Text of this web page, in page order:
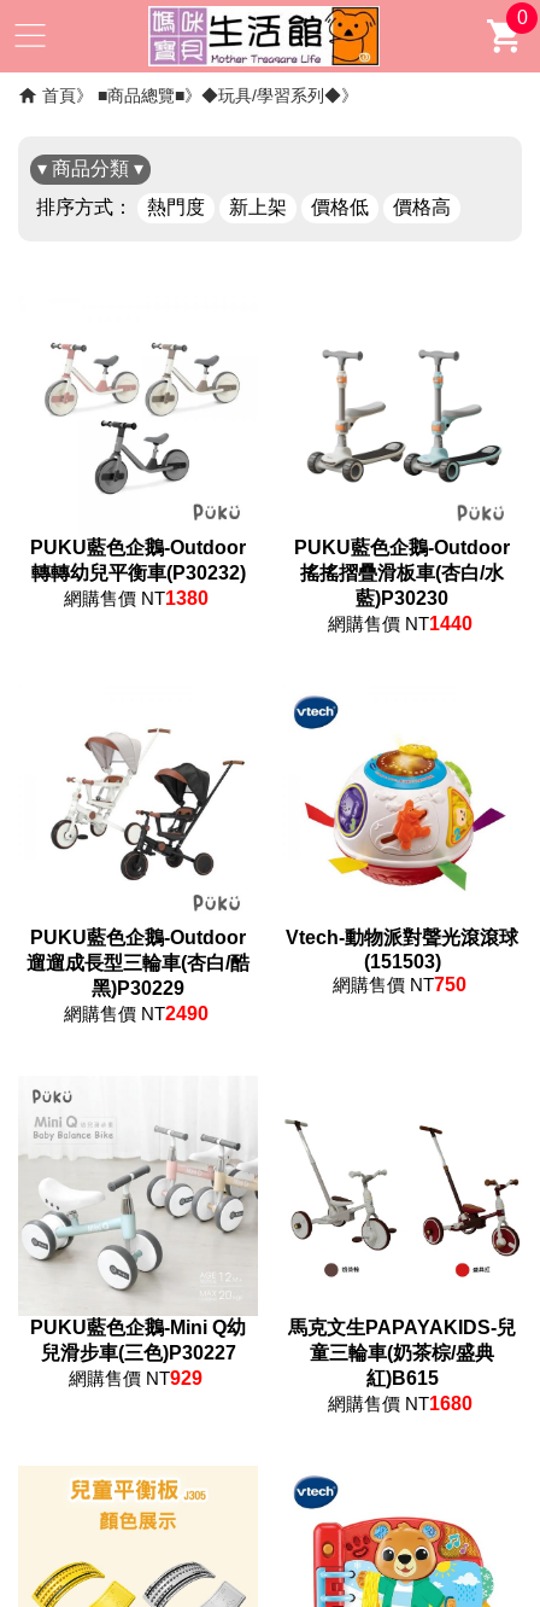
0
首頁 ■商品總覽■ ◆玩具/學習系列◆
▾ 商品分類 ▾
排序方式：
熱門度 新上架 價格低 價格高
PUKU藍色企鵝-Outdoor
轉轉幼兒平衡車(P30232)
網購售價 NT1380
PUKU藍色企鵝-Outdoor
搖搖摺疊滑板車(杏白/水
藍)P30230
網購售價 NT1440
PUKU藍色企鵝-Outdoor
遛遛成長型三輪車(杏白/酷
黑)P30229
網購售價 NT2490
Vtech-動物派對聲光滾滾球
(151503)
網購售價 NT750
PUKU藍色企鵝-Mini Q幼
兒滑步車(三色)P30227
網購售價 NT929
馬克文生PAPAYAKIDS-兒
童三輪車(奶茶棕/盛典
紅)B615
網購售價 NT1680